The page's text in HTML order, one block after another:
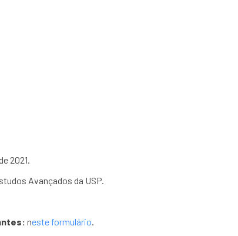
2021.
Avançados da USP.
neste formulário.